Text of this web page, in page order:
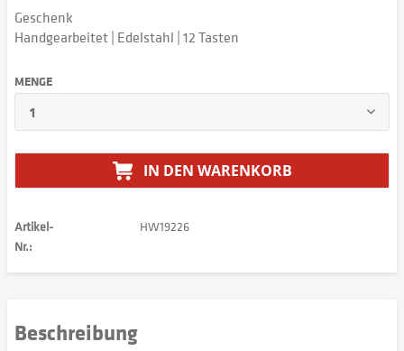
Geschenk
Handgearbeitet | Edelstahl | 12 Tasten
MENGE
IN DEN WARENKORB
Artikel-
Nr.:
HW19226
Beschreibung